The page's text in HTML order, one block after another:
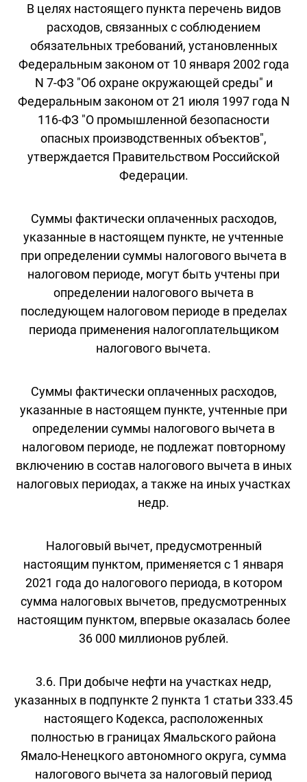
В целях настоящего пункта перечень видов
расходов, связанных с соблюдением
обязательных требований, установленных
Федеральным законом от 10 января 2002 года
N 7-ФЗ "Об охране окружающей среды" и
Федеральным законом от 21 июля 1997 года N
116-ФЗ "О промышленной безопасности
опасных производственных объектов",
утверждается Правительством Российской
Федерации.
Суммы фактически оплаченных расходов,
указанные в настоящем пункте, не учтенные
при определении суммы налогового вычета в
налоговом периоде, могут быть учтены при
определении налогового вычета в
последующем налоговом периоде в пределах
периода применения налогоплательщиком
налогового вычета.
Суммы фактически оплаченных расходов,
указанные в настоящем пункте, учтенные при
определении суммы налогового вычета в
налоговом периоде, не подлежат повторному
включению в состав налогового вычета в иных
налоговых периодах, а также на иных участках
недр.
Налоговый вычет, предусмотренный
настоящим пунктом, применяется с 1 января
2021 года до налогового периода, в котором
сумма налоговых вычетов, предусмотренных
настоящим пунктом, впервые оказалась более
36 000 миллионов рублей.
3.6. При добыче нефти на участках недр,
указанных в подпункте 2 пункта 1 статьи 333.45
настоящего Кодекса, расположенных
полностью в границах Ямальского района
Ямало-Ненецкого автономного округа, сумма
налогового вычета за налоговый период